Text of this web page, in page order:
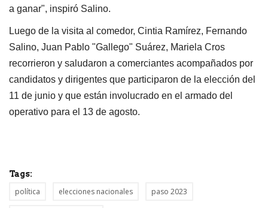
a ganar", inspiró Salino.
Luego de la visita al comedor, Cintia Ramírez, Fernando
Salino, Juan Pablo "Gallego" Suárez, Mariela Cros
recorrieron y saludaron a comerciantes acompañados por
candidatos y dirigentes que participaron de la elección del
11 de junio y que están involucrado en el armado del
operativo para el 13 de agosto.
Tags:
política elecciones nacionales paso 2023